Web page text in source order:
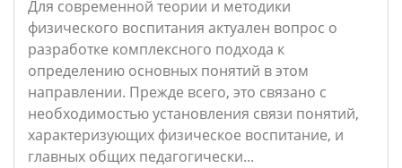
Для современной теории и методики
физического воспитания актуален вопрос о
разработке комплексного подхода к
определению основных понятий в этом
направлении. Прежде всего, это связано с
необходимостью установления связи понятий,
характеризующих физическое воспитание, и
главных общих педагогически...